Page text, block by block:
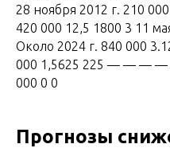
28 ноября 2012 г. 210
420 000 12,5 1800 3 11
Около 2024 г. 840 000
000 1,5625 225 — — — —
000 0 0
Прогнозы